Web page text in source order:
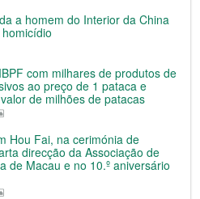
a homem do Interior da China
com milhares de produtos de
ao preço de 1 pataca e
de milhões de patacas
Hou Fai, na cerimónia de
direcção da Associação de
de Macau e no 10.º aniversário